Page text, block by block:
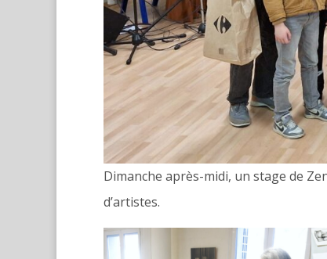
Dimanche après-midi, un stage de
d’artistes.